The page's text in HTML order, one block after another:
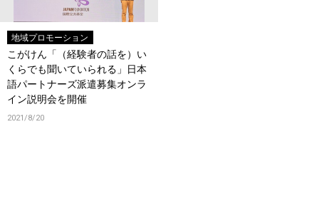
地域プロモーション
こがけん「（経験者の話を）い
くらでも聞いていられる」日本
語パートナーズ派遣募集オンラ
イン説明会を開催
2021/8/20